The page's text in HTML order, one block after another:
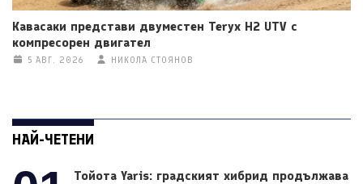
Кавасаки представи двуместен Teryx H2 UTV с
компресорен двигател
5 АВГ. 2026 НИКОЛА СТОЯНОВ
НАЙ-ЧЕТЕНИ
Тойота Yaris: градският хибрид продължава